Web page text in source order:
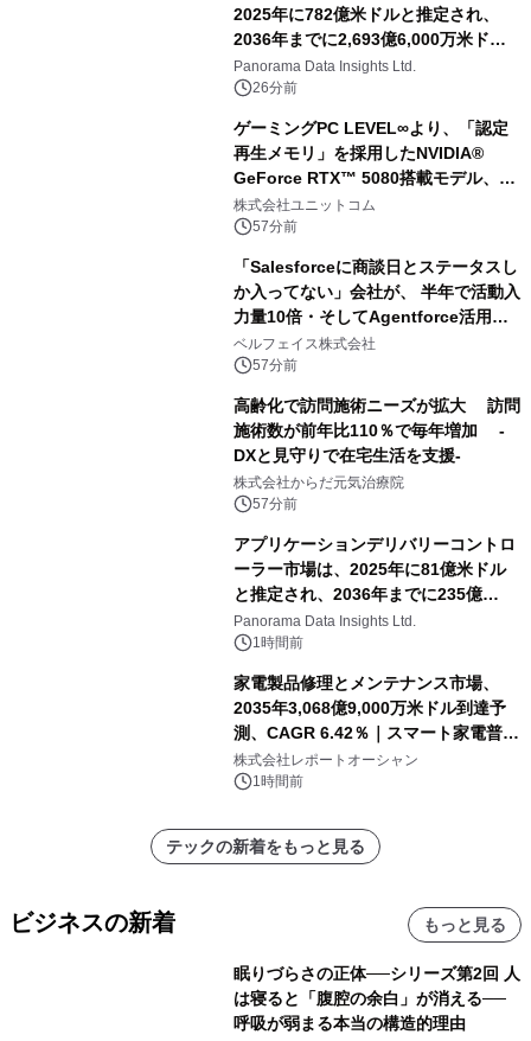
2025年に782億米ドルと推定され、
2036年までに2,693億6,000万米ドル
に達すると予測されており、予測期間
（2026年～2036年）
Panorama Data Insights Ltd.
26分前
ゲーミングPC LEVEL∞より、「認定
再生メモリ」を採用したNVIDIA®
GeForce RTX™ 5080搭載モデル、
NVIDIA® GeForce RTX™ 5070 Ti搭
載モデルを販売開始
株式会社ユニットコム
57分前
「Salesforceに商談日とステータスし
か入ってない」会社が、 半年で活動入
力量10倍・そしてAgentforce活用へ
── 敷島住宅×bellSalesAI事例公開
ベルフェイス株式会社
57分前
高齢化で訪問施術ニーズが拡大 訪問
施術数が前年比110％で毎年増加 -
DXと見守りで在宅生活を支援-
株式会社からだ元気治療院
57分前
アプリケーションデリバリーコントロ
ーラー市場は、2025年に81億米ドル
と推定され、2036年までに235億
8,000万米ドルに達すると予測されて
おり、予測期間（2026年～2036年）
Panorama Data Insights Ltd.
1時間前
家電製品修理とメンテナンス市場、
2035年3,068億9,000万米ドル到達予
測、CAGR 6.42％｜スマート家電普
及・循環型経済・メンテナンス需要拡
大が成長を加速
株式会社レポートオーシャン
1時間前
テックの新着をもっと見る
ビジネスの新着 もっと見る
眠りづらさの正体──シリーズ第2回 人
は寝ると「腹腔の余白」が消える──
呼吸が弱まる本当の構造的理由